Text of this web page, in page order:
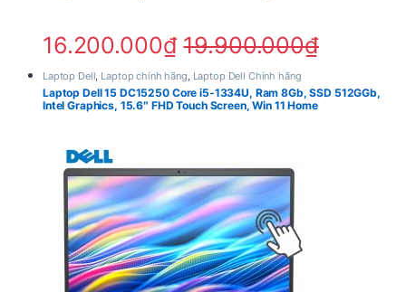
Tăng tốc quá trình render và xử lý dữ liệu.
Ngoài ra hệ thống còn hỗ trợ nâng cấp linh hoạt cho
nhu cầu mở rộng trong tương lai.
Màn Hình
16 Inch FHD+ Rộng Rãi
16.200.000₫ 19.900.000₫
Laptop Dell, Laptop chính hãng, Laptop Dell Chính hãng
Laptop Dell 15 DC15250 Core i5-1334U, Ram 8Gb, SSD 512GGb,
Intel Graphics, 15.6″ FHD Touch Screen, Win 11 Home